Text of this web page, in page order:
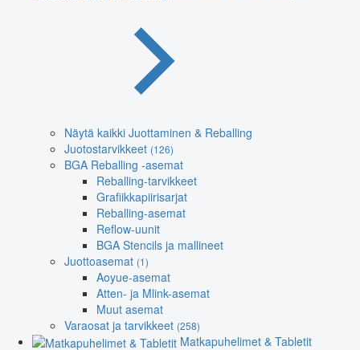
Näytä kaikki Juottaminen & Reballing
Juotostarvikkeet (126)
BGA Reballing -asemat
Reballing-tarvikkeet
Grafiikkapiirisarjat
Reballing-asemat
Reflow-uunit
BGA Stencils ja mallineet
Juottoasemat (1)
Aoyue-asemat
Atten- ja Mlink-asemat
Muut asemat
Varaosat ja tarvikkeet (258)
Matkapuhelimet & Tabletit